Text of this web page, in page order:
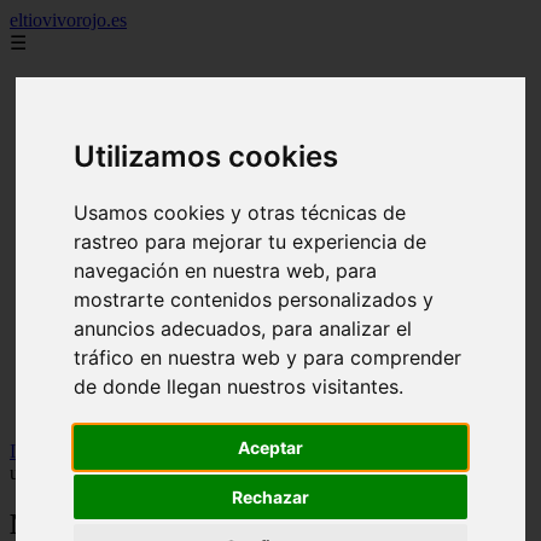
Utilizamos cookies
Usamos cookies y otras técnicas de
rastreo para mejorar tu experiencia de
navegación en nuestra web, para
mostrarte contenidos personalizados y
anuncios adecuados, para analizar el
tráfico en nuestra web y para comprender
de donde llegan nuestros visitantes.
Aceptar
Rechazar
eltiovivorojo.es
☰
Inicio
2016
argentina
comidas
espana
mariscos
otros
postres
producto
reposteria
venezuela
Inicio
Nutrición y longevidad: claves científicas para
una vida más larga y saludable
Nutrición y longevidad: claves científicas